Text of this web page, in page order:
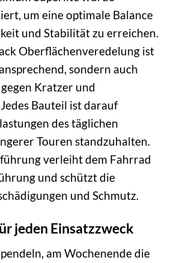
um eine optimale Balance
und Stabilität zu erreichen.
Oberflächenveredelung ist
sondern auch
Kratzer und
Bauteil ist darauf
des täglichen
Touren standzuhalten.
verleiht dem Fahrrad
und schützt die
und Schmutz.
jeden Einsatzzweck
am Wochenende die